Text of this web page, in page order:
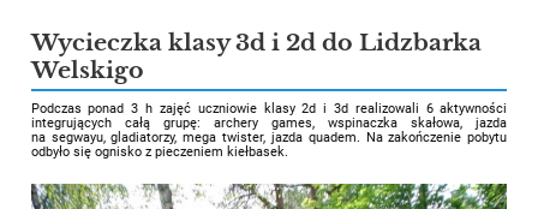
Wycieczka klasy 3d i 2d do Lidzbarka
Welskigo
Podczas ponad 3 h zajęć uczniowie klasy 2d i 3d realizowali 6 aktywności
integrujących całą grupę: archery games, wspinaczka skałowa, jazda
na segwayu, gladiatorzy, mega twister, jazda quadem. Na zakończenie pobytu
odbyło się ognisko z pieczeniem kiełbasek.